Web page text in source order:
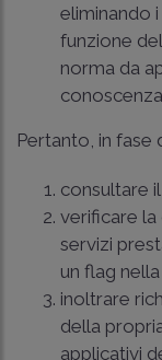
eliminando
funzione
norma da
Pertanto, in fase
consultare
verificare
servizi
un flag
inoltrare
della
applicativi